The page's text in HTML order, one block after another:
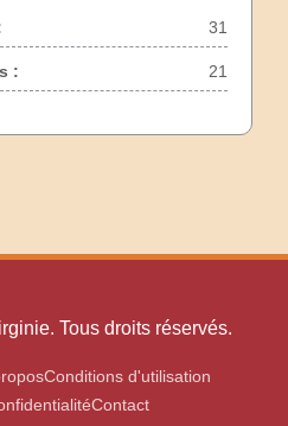
31
: 21
Tous droits réservés.
Conditions d'utilisation
Contact